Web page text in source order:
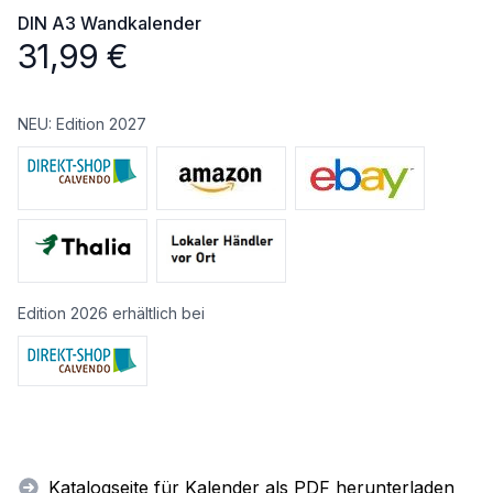
DIN A3 Wandkalender
31,99 €
NEU: Edition 2027
Edition 2026 erhältlich bei
Katalogseite für Kalender als PDF herunterladen